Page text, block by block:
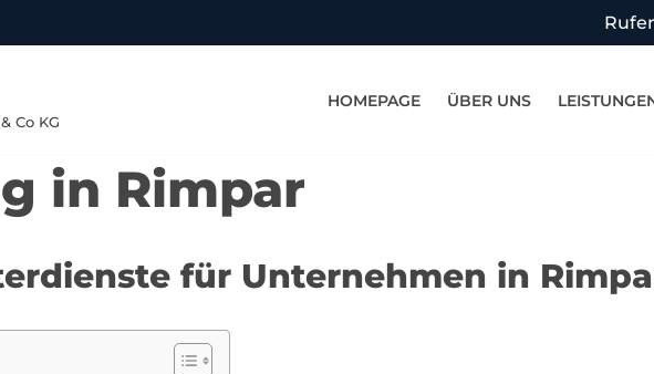
Co KG
HOMEPAGE ÜBER UNS
in Rimpar
für Unternehmen in